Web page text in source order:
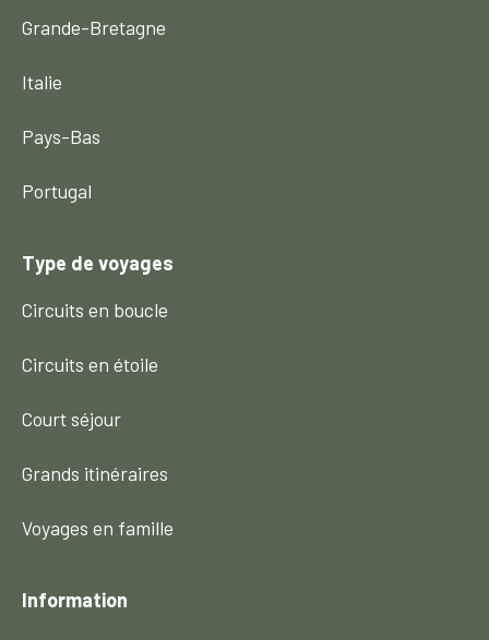
Grande-Bretagne
Italie
Pays-Bas
Portugal
Type de voyages
Circuits en boucle
Circuits en étoile
Court séjour
Grands itinéraires
Voyages en famille
Information